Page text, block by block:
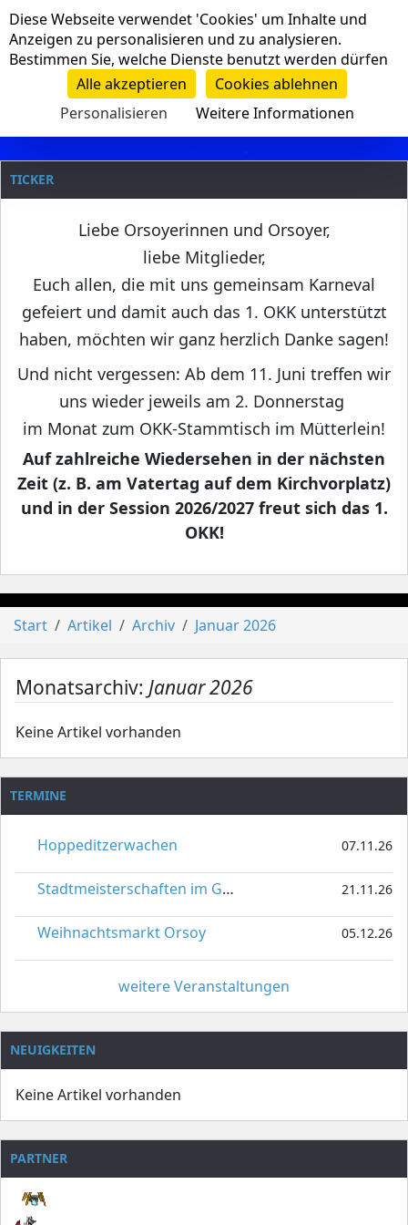
Navigation
Clanname
TICKER
Liebe Orsoyerinnen und Orsoyer,
liebe Mitglieder,
Euch allen, die mit uns gemeinsam Karneval
gefeiert und damit auch das 1. OKK unterstützt
haben, möchten wir ganz herzlich Danke sagen!
Und nicht vergessen: Ab dem 11. Juni treffen wir
uns wieder jeweils am 2. Donnerstag
im Monat zum OKK-Stammtisch im Mütterlein!
Auf zahlreiche Wiedersehen in der nächsten
Zeit (z. B. am Vatertag auf dem Kirchvorplatz)
und in der Session 2026/2027 freut sich das 1.
OKK!
Start Artikel Archiv Januar 2026
Monatsarchiv: Januar 2026
Keine Artikel vorhanden
TERMINE
Hoppeditzerwachen 07.11.26
Stadtmeisterschaften im Gardetanz 21.11.26
Weihnachtsmarkt Orsoy 05.12.26
weitere Veranstaltungen
NEUIGKEITEN
Keine Artikel vorhanden
PARTNER
Cookie-Einstellungen
Diese Webseite verwendet 'Cookies' um Inhalte und
Anzeigen zu personalisieren und zu analysieren.
Bestimmen Sie, welche Dienste benutzt werden dürfen
Alle akzeptieren
Cookies ablehnen
Personalisieren
Weitere Informationen